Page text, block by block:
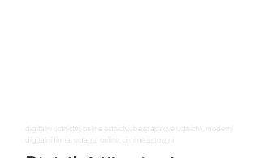
digitalni uctnictvi, online uctnictvi, bezpapirove uctnictvi, moderni
digitalni firma, uctarna online, ontime uctovani